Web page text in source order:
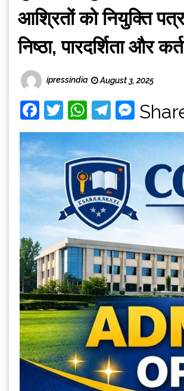
आश्रितों को नियुक्ति
निष्ठा, पारदर्शिता और
ipressindia August 3, 2025
Facebook
Twitter
WhatsApp